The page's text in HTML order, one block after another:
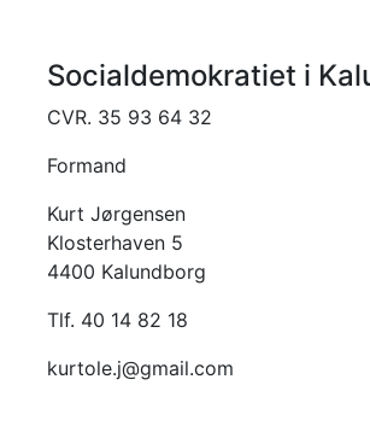
Socialdemokratiet i
CVR. 35 93 64 32
Formand
Kurt Jørgensen
Klosterhaven 5
4400 Kalundborg
Tlf. 40 14 82 18
kurtole.j@gmail.com